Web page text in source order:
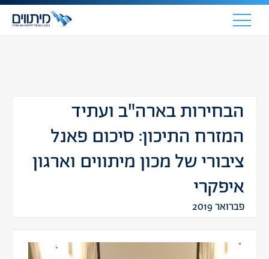
הבחירות בארה"ב ועתיד
המזרח התיכון: סיכום פאנל
ציבורי של מכון מיתווים וארגון
איפקרי
פברואר 2019